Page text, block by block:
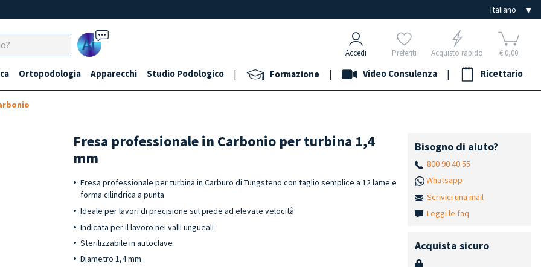
Ai Accedi Preferiti Acquisto rapido € 0,00
Ortopodologia Apparecchi Studio Podologico | Formazione | Video Consulenza | Ricettario
Fresa professionale in Carbonio per turbina 1,4
mm
Fresa professionale per turbina in Carburo di Tungsteno con taglio semplice a 12 lame e
forma cilindrica a punta
Ideale per lavori di precisione sul piede ad elevate velocità
Indicata per il lavoro nei valli ungueali
Sterilizzabile in autoclave
Diametro 1,4 mm
Bisogno di aiuto?
800 90 40 55
Whatsapp
Scrivici una mail
Leggi le faq
Acquista sicuro